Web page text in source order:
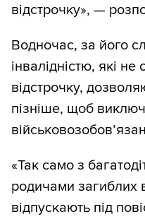
відстрочку», —
Водночас, за його
інвалідністю, які
відстрочку,
пізніше, щоб
«Так само з
родичами загиблих
відпускають під